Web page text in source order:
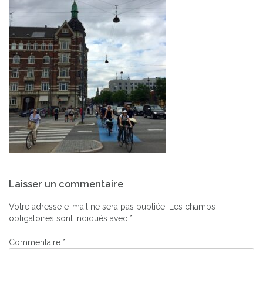
de
l’article
Laisser un commentaire
Votre adresse e-mail ne sera pas publiée. Les champs
obligatoires sont indiqués avec *
Commentaire *